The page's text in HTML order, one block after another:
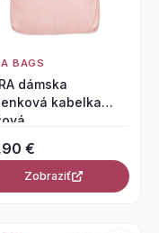
BAGS
dámska
kabelka
€
Zobraziť